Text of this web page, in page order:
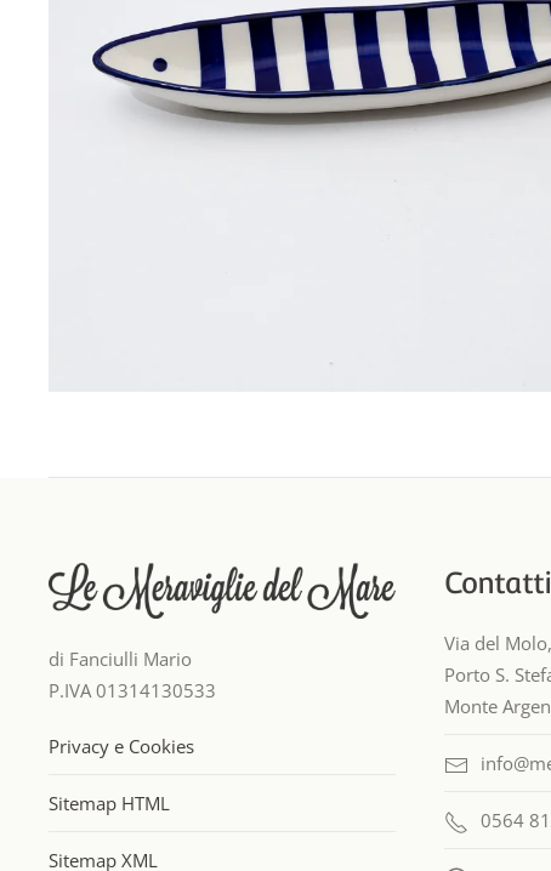
di Fanciulli Mario
P.IVA 01314130533
Privacy e Cookies
Sitemap HTML
Sitemap XML
Contatti
Via del
Porto S.
Monte
0564